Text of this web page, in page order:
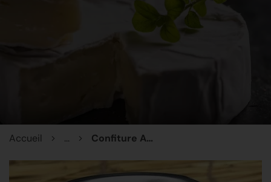
Accueil ... Confiture Artisanale Cerise Noire